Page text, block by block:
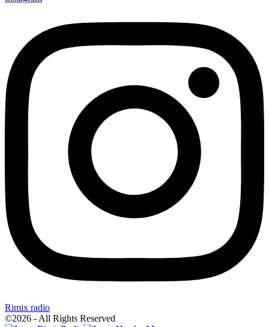
Rimix radio
©2026 - All Rights Reserved